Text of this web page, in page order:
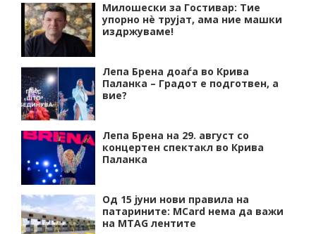
Милошески за Гостивар: Тие
упорно нѐ трујат, ама ние машки
издржуваме!
Лепа Брена доаѓа во Крива
Паланка – Градот е подготвен, а
вие?
Лепа Брена на 29. август со
концертен спектакл во Крива
Паланка
Од 15 јуни нови правила на
патарините: MCard нема да важи
на MTAG лентите